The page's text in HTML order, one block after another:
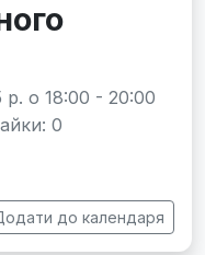
р. о 18:00 - 20:00
0
до календаря